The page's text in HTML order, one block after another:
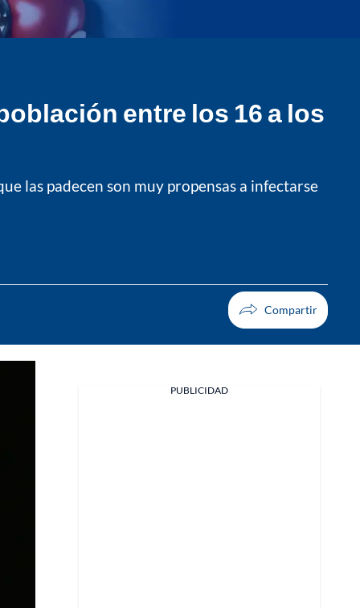
entre los 16 a los
las padecen son muy propensas a infectarse
PUBLICIDAD